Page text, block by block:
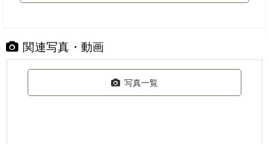
関連写真・動画
写真一覧